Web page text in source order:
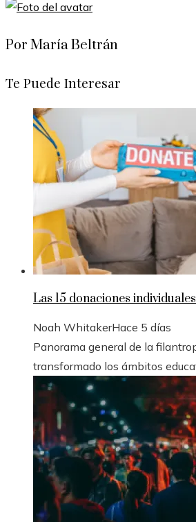
Por María Beltrán
Te Puede Interesar
Las 15 donaciones
Noah WhitakerHace 5 días
Panorama general de la
transformado los ámbitos